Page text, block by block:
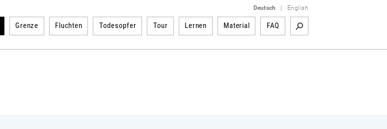
Deutsch English
Grenze Fluchten Todesopfer Tour Lernen Material FAQ